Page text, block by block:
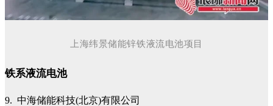
上海纬景储能锌铁液流电池项目
铁系液流电池
9. 中海储能科技(北京)有限公司